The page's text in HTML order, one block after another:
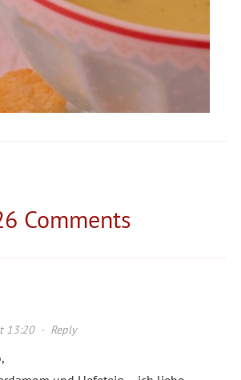
Comments
13:20· Reply